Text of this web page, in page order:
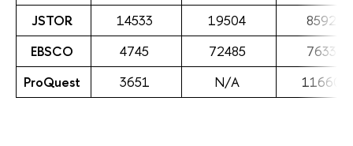
JSTOR 14533 19504
8592
EBSCO
4745 72485
7633
ProQuest
3651 N/A 11660